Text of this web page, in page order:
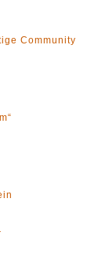
Community